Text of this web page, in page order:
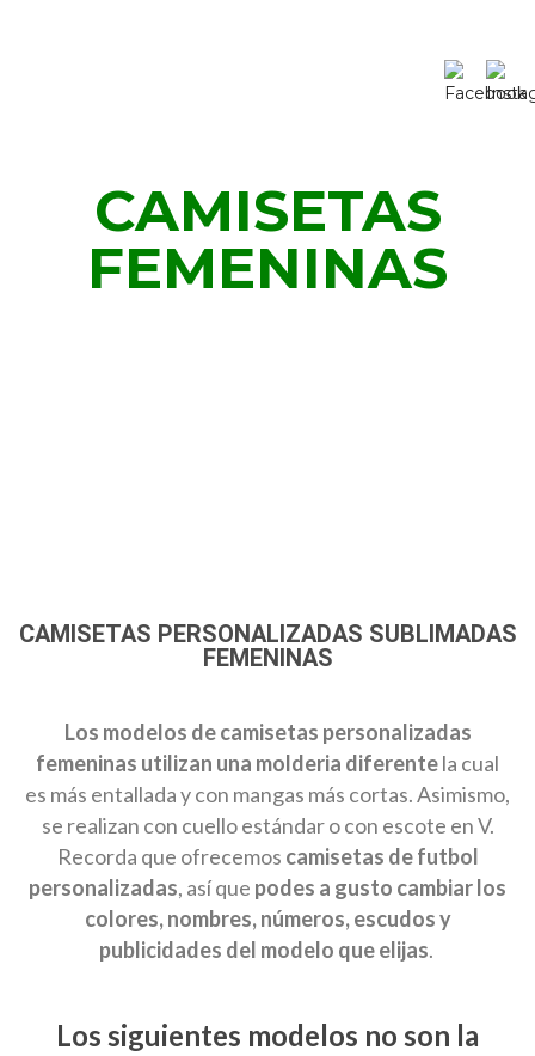
CAMISETAS
FEMENINAS
CAMISETAS PERSONALIZADAS SUBLIMADAS
FEMENINAS
Los modelos de camisetas personalizadas
femeninas utilizan una molderia diferentela cual
es más entallada y con mangas más cortas. Asimismo,
se realizan con cuello estándar o con escote en V.
Recorda que ofrecemos camisetas de futbol
personalizadas, así que podes a gusto cambiar los
colores, nombres, números, escudos y
publicidades del modelo que elijas.
Los siguientes modelos no son la